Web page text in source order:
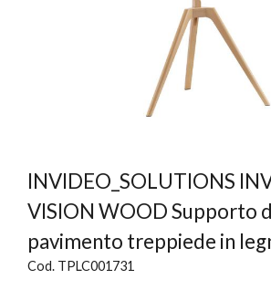
INVIDEO_SOLUTIONS
VISION WOOD Supporto
pavimento treppiede in
Cod. TPLC001731